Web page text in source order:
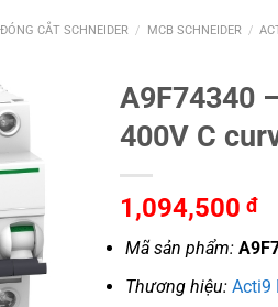
CẮT SCHNEIDER / MCB SCHNEIDER /
A9F74340
400V C
1,094,500 đ
Mã sản phẩm:
Thương hiệu:Acti9